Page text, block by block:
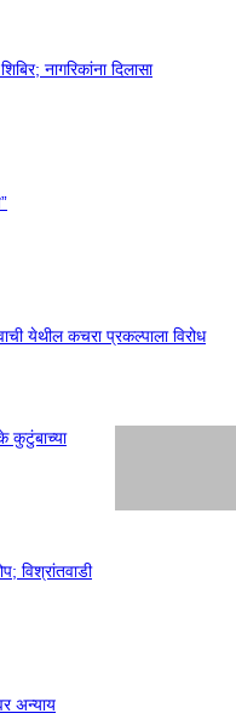
नागरिकांना दिलासा
येथील कचरा प्रकल्पाला विरोध
कुटुंबाच्या
विश्रांतवाडी
अन्याय